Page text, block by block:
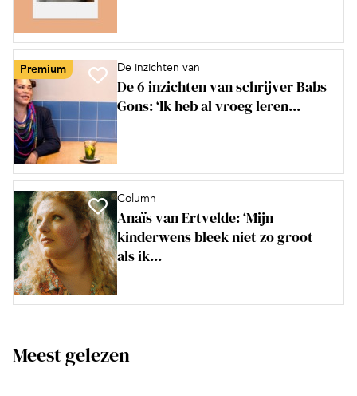
Premium De inzichten van
De 6 inzichten van schrijver Babs
Gons: ‘Ik heb al vroeg leren...
Column
Anaïs van Ertvelde: ‘Mijn
kinderwens bleek niet zo groot
als ik...
Meest gelezen